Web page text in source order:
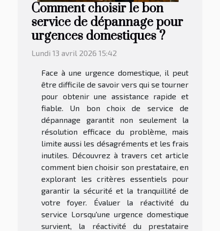
Comment choisir le bon
service de dépannage pour
urgences domestiques ?
Lundi 13 avril 2026 15:42
Face à une urgence domestique, il peut
être difficile de savoir vers qui se tourner
pour obtenir une assistance rapide et
fiable. Un bon choix de service de
dépannage garantit non seulement la
résolution efficace du problème, mais
limite aussi les désagréments et les frais
inutiles. Découvrez à travers cet article
comment bien choisir son prestataire, en
explorant les critères essentiels pour
garantir la sécurité et la tranquillité de
votre foyer. Évaluer la réactivité du
service Lorsqu'une urgence domestique
survient, la réactivité du prestataire